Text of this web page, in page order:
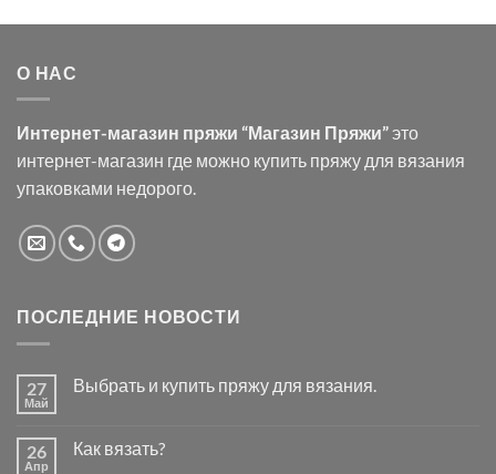
О НАС
Интернет-магазин пряжи “Магазин Пряжи”это
интернет-магазин где можно купить пряжу для вязания
упаковками недорого.
ПОСЛЕДНИЕ НОВОСТИ
27
Май
Выбрать и купить пряжу для вязания.
Выбрать
26
Апр
Как вязать?